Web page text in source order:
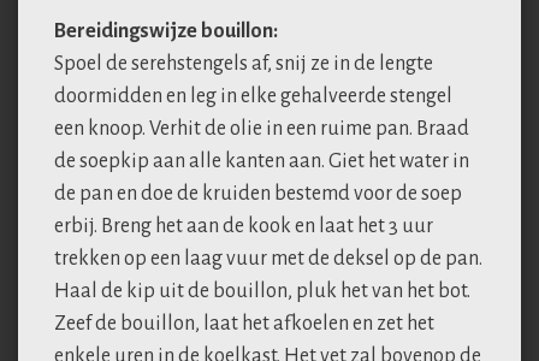
Bereidingswijze bouillon:
Spoel de serehstengels af, snij ze in de lengte
doormidden en leg in elke gehalveerde stengel
een knoop. Verhit de olie in een ruime pan. Braad
de soepkip aan alle kanten aan. Giet het water in
de pan en doe de kruiden bestemd voor de soep
erbij. Breng het aan de kook en laat het 3 uur
trekken op een laag vuur met de deksel op de pan.
Haal de kip uit de bouillon, pluk het van het bot.
Zeef de bouillon, laat het afkoelen en zet het
enkele uren in de koelkast. Het vet zal bovenop de